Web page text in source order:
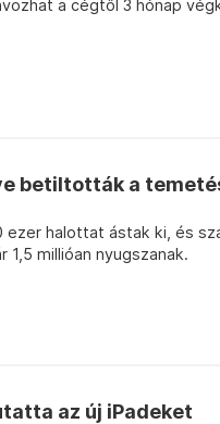
a cégtől 3 hónap
betiltották a
halottat ástak ki, és
1,5 millióan nyugszanak.
az új iPadeket